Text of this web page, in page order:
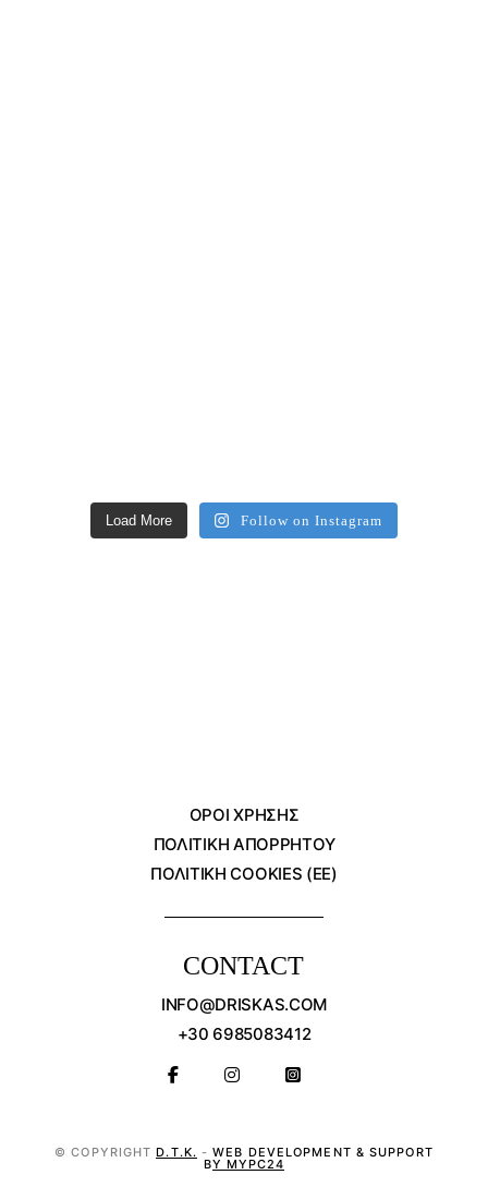
Load More Follow on Instagram
ΌΡΟΙ ΧΡΗΣΗΣ
ΠΟΛΙΤΙΚΗ ΑΠΟΡΡΗΤΟΥ
ΠΟΛΙΤΙΚΗ COOKIES (ΕΕ)
CONTACT
INFO@DRISKAS.COM
+30 6985083412
© COPYRIGHTD.T.K. -WEB DEVELOPMENT & SUPPORT
BY MYPC24